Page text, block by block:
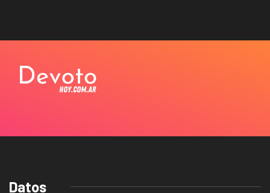
Datos